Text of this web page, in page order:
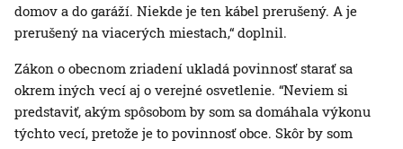
domov a do garáží. Niekde je ten kábel prerušený. A je
prerušený na viacerých miestach,“ doplnil.
Zákon o obecnom zriadení ukladá povinnosť starať sa
okrem iných vecí aj o verejné osvetlenie. “Neviem si
predstaviť, akým spôsobom by som sa domáhala výkonu
týchto vecí, pretože je to povinnosť obce. Skôr by som